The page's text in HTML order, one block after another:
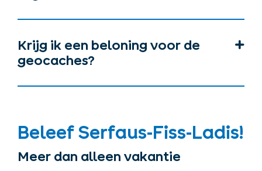
Krijg ik een beloning voor de
geocaches?
Beleef Serfaus-Fiss-Ladis!
Meer dan alleen vakantie